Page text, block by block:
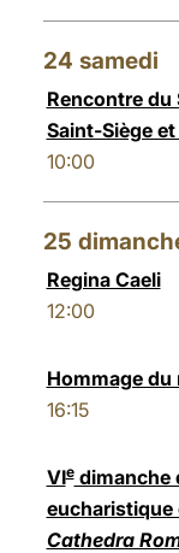
24 samedi
Rencontre du
Saint-Siège
10:00
25
Regina Caeli
12:00
Hommage du
16:15
VIedimanche
eucharistique
Cathedra